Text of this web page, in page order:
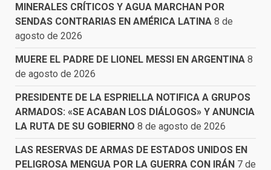
MINERALES CRÍTICOS Y AGUA MARCHAN POR
SENDAS CONTRARIAS EN AMÉRICA LATINA 8 de
agosto de 2026
MUERE EL PADRE DE LIONEL MESSI EN ARGENTINA 8
de agosto de 2026
PRESIDENTE DE LA ESPRIELLA NOTIFICA A GRUPOS
ARMADOS: «SE ACABAN LOS DIÁLOGOS» Y ANUNCIA
LA RUTA DE SU GOBIERNO 8 de agosto de 2026
LAS RESERVAS DE ARMAS DE ESTADOS UNIDOS EN
PELIGROSA MENGUA POR LA GUERRA CON IRÁN 7 de